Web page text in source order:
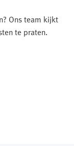
Ons team kijkt
te praten.